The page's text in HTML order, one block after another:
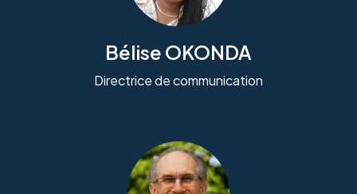
Bélise OKONDA
Directrice de communication